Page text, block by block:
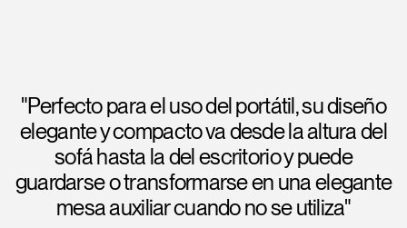
"Perfecto para el uso del portátil, su diseño
elegante y compacto va desde la altura del
sofá hasta la del escritorio y puede
guardarse o transformarse en una elegante
mesa auxiliar cuando no se utiliza"